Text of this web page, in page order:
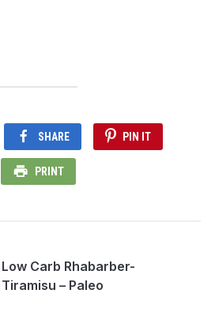
SHARE PIN IT
PRINT
Low Carb Rhabarber-
Tiramisu – Paleo